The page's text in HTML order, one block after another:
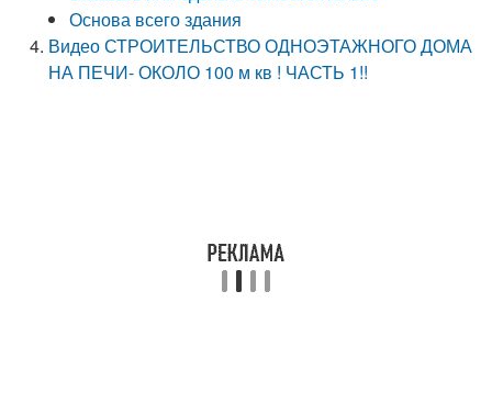
Основа всего здания
Видео СТРОИТЕЛЬСТВО ОДНОЭТАЖНОГО ДОМА
НА ПЕЧИ- ОКОЛО 100 м кв ! ЧАСТЬ 1!!